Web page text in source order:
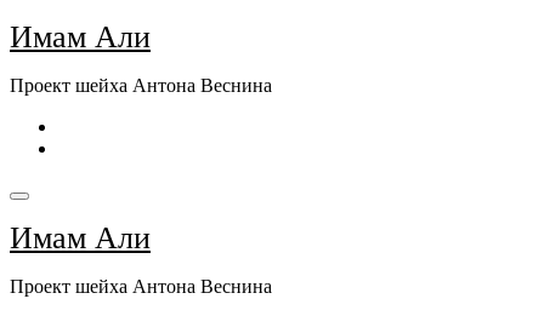
Перейти
к
Имам Али
Проект шейха Антона Веснина
Имам Али
Проект шейха Антона Веснина